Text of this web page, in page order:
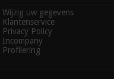
Wijzig uw gegevens
Klantenservice
Privacy Policy
Incompany
Profilering